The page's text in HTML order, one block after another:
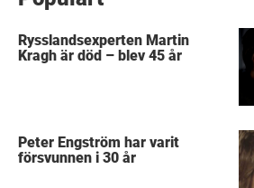
Rysslandsexperten Martin
Kragh är död – blev 45 år
Peter Engström har varit
försvunnen i 30 år